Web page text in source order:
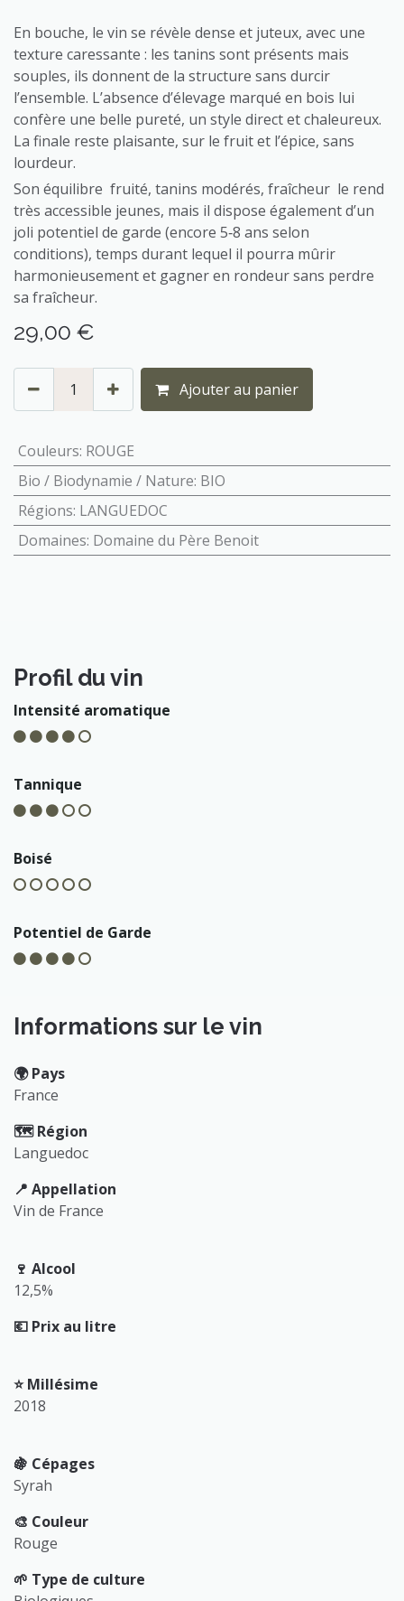
En bouche, le vin se révèle dense et juteux, avec une
texture caressante : les tanins sont présents mais
souples, ils donnent de la structure sans durcir
l’ensemble. L’absence d’élevage marqué en bois lui
confère une belle pureté, un style direct et chaleureux.
La finale reste plaisante, sur le fruit et l’épice, sans
lourdeur.
Son équilibre fruité, tanins modérés, fraîcheur le rend
très accessible jeunes, mais il dispose également d’un
joli potentiel de garde (encore 5‑8 ans selon
conditions), temps durant lequel il pourra mûrir
harmonieusement et gagner en rondeur sans perdre
sa fraîcheur.
29,00 €
Ajouter au panier
Couleurs: ROUGE
Bio / Biodynamie / Nature: BIO
Régions: LANGUEDOC
Domaines: Domaine du Père Benoit
Profil du vin
Intensité aromatique
Tannique
Boisé
Potentiel de Garde
Informations sur le vin
🌍️ Pays
France
🗺️ Région
Languedoc
📍 Appellation
Vin de France
🍷 Alcool
12,5%
💶 Prix au litre
⭐️ Millésime
2018
🍇 Cépages
Syrah
🎨 Couleur
Rouge
🌱 Type de culture